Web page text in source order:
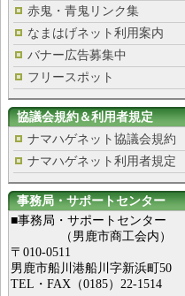
赤鬼・青鬼リンク集
なまはげネット利用案内
バナー広告募集中
フリースポット
協議会規約＆利用者規定
ナマハゲネット協議会規約
ナマハゲネット利用者規定
事務局・サポートセンター
■事務局・サポートセンター
（男鹿市商工会内）
〒010-0511
男鹿市船川港船川字新浜町50
TEL・FAX（0185）22-1514